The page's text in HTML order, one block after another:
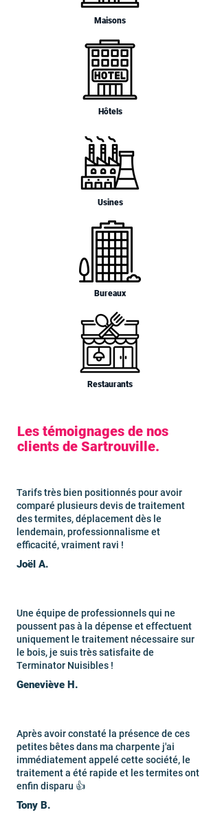
Maisons
Hôtels
Usines
Bureaux
Restaurants
Les témoignages de nos
clients de Sartrouville.
Tarifs très bien positionnés pour avoir
comparé plusieurs devis de traitement
des termites, déplacement dès le
lendemain, professionnalisme et
efficacité, vraiment ravi !
Joël A.
Une équipe de professionnels qui ne
poussent pas à la dépense et effectuent
uniquement le traitement nécessaire sur
le bois, je suis très satisfaite de
Terminator Nuisibles !
Geneviève H.
Après avoir constaté la présence de ces
petites bêtes dans ma charpente j'ai
immédiatement appelé cette société, le
traitement a été rapide et les termites ont
enfin disparu 👍
Tony B.